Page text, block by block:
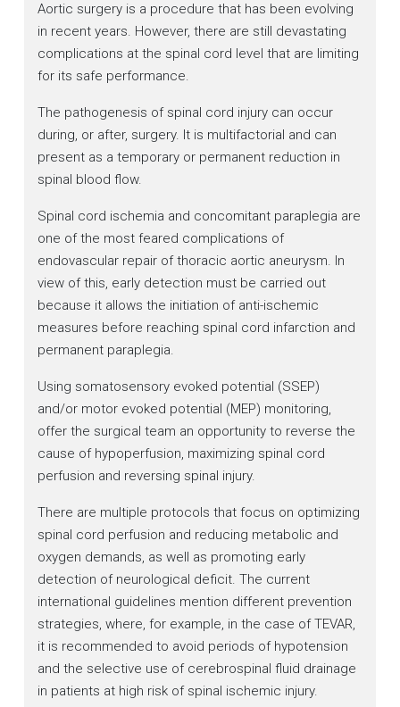
Aortic surgery is a procedure that has been evolving
in recent years. However, there are still devastating
complications at the spinal cord level that are limiting
for its safe performance.
The pathogenesis of spinal cord injury can occur
during, or after, surgery. It is multifactorial and can
present as a temporary or permanent reduction in
spinal blood flow.
Spinal cord ischemia and concomitant paraplegia are
one of the most feared complications of
endovascular repair of thoracic aortic aneurysm. In
view of this, early detection must be carried out
because it allows the initiation of anti-ischemic
measures before reaching spinal cord infarction and
permanent paraplegia.
Using somatosensory evoked potential (SSEP)
and/or motor evoked potential (MEP) monitoring,
offer the surgical team an opportunity to reverse the
cause of hypoperfusion, maximizing spinal cord
perfusion and reversing spinal injury.
There are multiple protocols that focus on optimizing
spinal cord perfusion and reducing metabolic and
oxygen demands, as well as promoting early
detection of neurological deficit. The current
international guidelines mention different prevention
strategies, where, for example, in the case of TEVAR,
it is recommended to avoid periods of hypotension
and the selective use of cerebrospinal fluid drainage
in patients at high risk of spinal ischemic injury.